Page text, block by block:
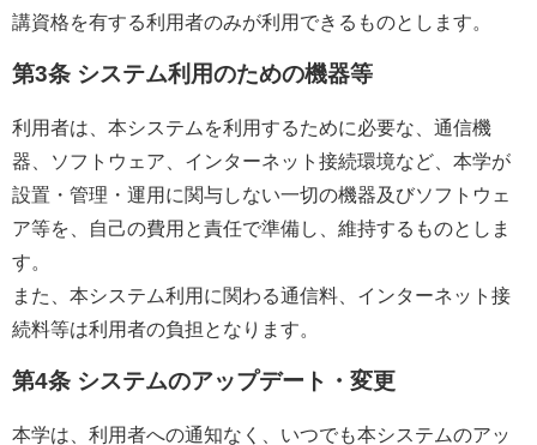
講資格を有する利用者のみが利用できるものとします。
第3条 システム利用のための機器等
利用者は、本システムを利用するために必要な、通信機
器、ソフトウェア、インターネット接続環境など、本学が
設置・管理・運用に関与しない一切の機器及びソフトウェ
ア等を、自己の費用と責任で準備し、維持するものとしま
す。
また、本システム利用に関わる通信料、インターネット接
続料等は利用者の負担となります。
第4条 システムのアップデート・変更
本学は、利用者への通知なく、いつでも本システムのアッ